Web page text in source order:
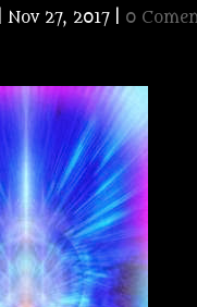
|Nov 27, 2017 0